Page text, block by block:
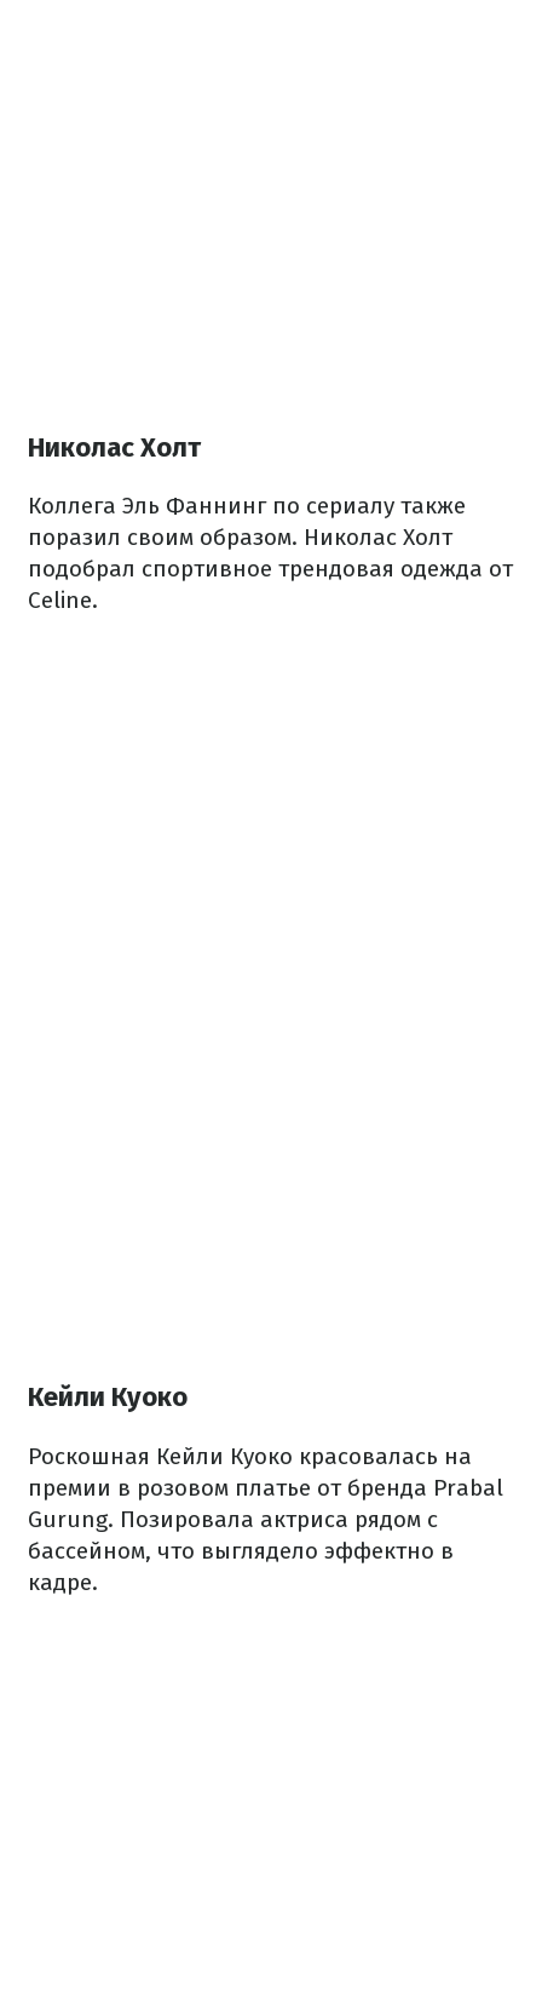
Николас Холт
Коллега Эль Фаннинг по сериалу также
поразил своим образом. Николас Холт
подобрал спортивное трендовая одежда от
Celine.
Кейли Куоко
Роскошная Кейли Куоко красовалась на
премии в розовом платье от бренда Prabal
Gurung. Позировала актриса рядом с
бассейном, что выглядело эффектно в
кадре.